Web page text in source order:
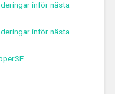
inför nästa
inför nästa